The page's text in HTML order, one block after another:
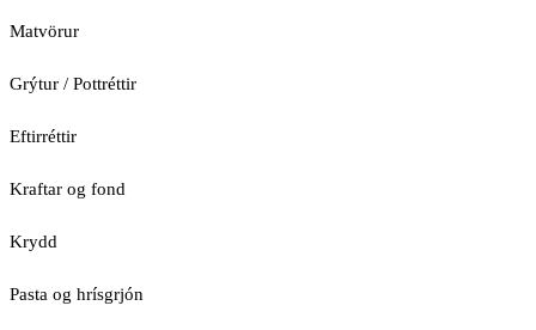
Matvörur
Grýtur / Pottréttir
Eftirréttir
Kraftar og fond
Krydd
Pasta og hrísgrjón